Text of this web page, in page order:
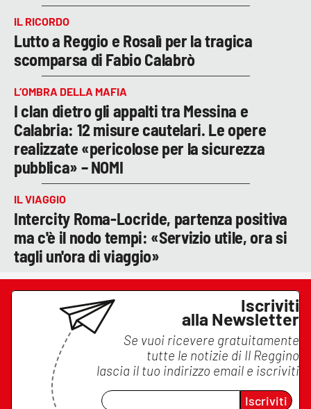
IL RICORDO
Lutto a Reggio e Rosalì per la tragica
scomparsa di Fabio Calabrò
L’OMBRA DELLA MAFIA
I clan dietro gli appalti tra Messina e
Calabria: 12 misure cautelari. Le opere
realizzate «pericolose per la sicurezza
pubblica» – NOMI
IL VIAGGIO
Intercity Roma-Locride, partenza positiva
ma c'è il nodo tempi: «Servizio utile, ora si
tagli un'ora di viaggio»
Iscriviti
alla Newsletter
Se vuoi ricevere gratuitamente
tutte le notizie di Il Reggino
lascia il tuo indirizzo email e iscriviti
Iscriviti